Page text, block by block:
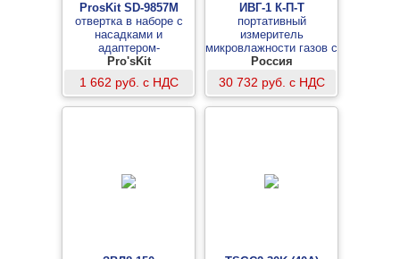
ProsKit SD-9857M
отвертка в наборе с
насадками и
адаптером-
удлинителем
Pro'sKit
1 662 руб. с НДС
ИВГ-1 К-П-Т
портативный
измеритель
микровлажности газов с
сенсорным дисплеем
(измерительный блок)
Россия
30 732 руб. с НДС